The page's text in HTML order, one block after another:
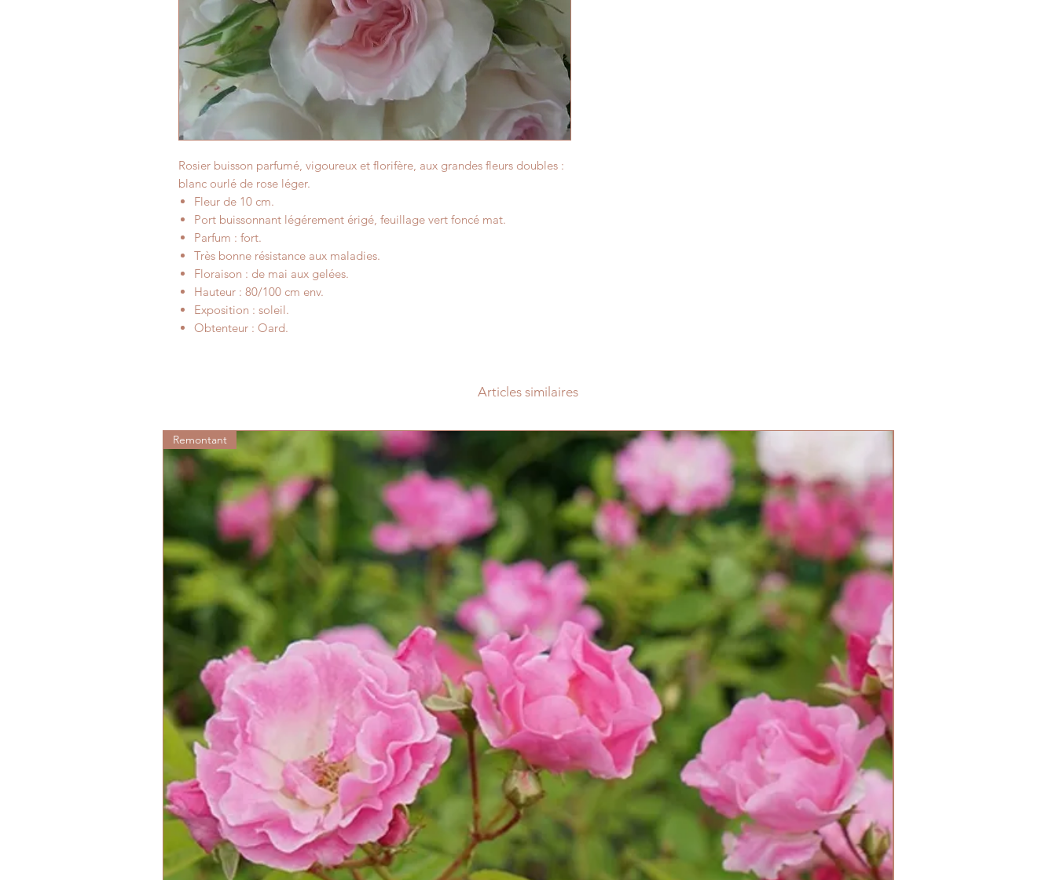
Rosier buisson parfumé, vigoureux et florifère, aux grandes fleurs doubles :
blanc ourlé de rose léger.
Fleur de 10 cm.
Port buissonnant légérement érigé, feuillage vert foncé mat.
Parfum : fort.
Très bonne résistance aux maladies.
Floraison : de mai aux gelées.
Hauteur : 80/100 cm env.
Exposition : soleil.
Obtenteur : Oard.
Articles similaires
Remontant